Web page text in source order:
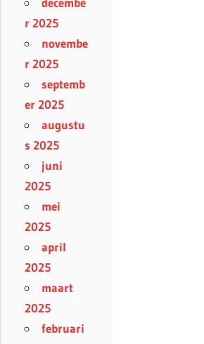
r 2025
novembe
r 2025
septemb
er 2025
augustu
s 2025
juni
2025
mei
2025
april
2025
maart
2025
februari